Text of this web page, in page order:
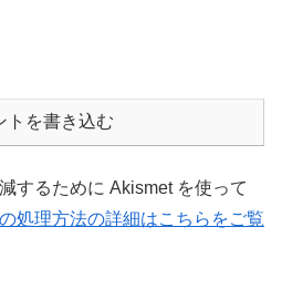
トを書き込む
するために Akismet を使って
処理方法の詳細はこちらをご覧